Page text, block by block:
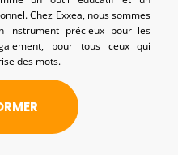
Chez Exxea, nous sommes
instrument précieux pour les
pour tous ceux qui
des mots.